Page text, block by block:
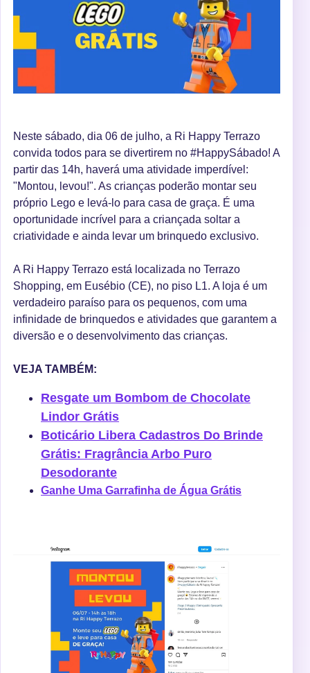
Neste sábado, dia 06 de julho, a Ri Happy Terrazo
convida todos para se divertirem no #HappySábado! A
partir das 14h, haverá uma atividade imperdível:
"Montou, levou!". As crianças poderão montar seu
próprio Lego e levá-lo para casa de graça. É uma
oportunidade incrível para a criançada soltar a
criatividade e ainda levar um brinquedo exclusivo.
A Ri Happy Terrazo está localizada no Terrazo
Shopping, em Eusébio (CE), no piso L1. A loja é um
verdadeiro paraíso para os pequenos, com uma
infinidade de brinquedos e atividades que garantem a
diversão e o desenvolvimento das crianças.
VEJA TAMBÉM:
Resgate um Bombom de Chocolate
Lindor Grátis
Boticário Libera Cadastros Do Brinde
Grátis: Fragrância Arbo Puro
Desodorante
Ganhe Uma Garrafinha de Água Grátis